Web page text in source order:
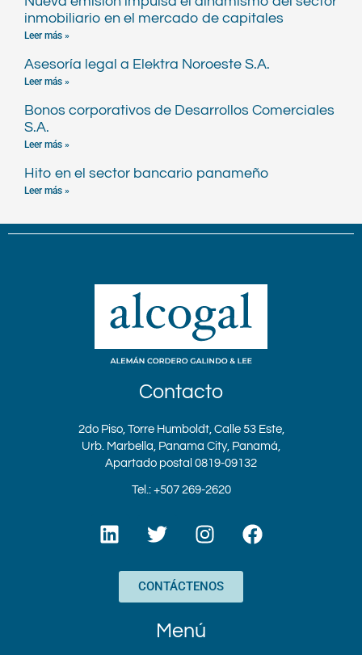
inmobiliario en el mercado de capitales
Leer más »
Asesoría legal a Elektra Noroeste S.A.
Leer más »
Bonos corporativos de Desarrollos Comerciales
S.A.
Leer más »
Hito en el sector bancario panameño
Leer más »
Contacto
2do Piso, Torre Humboldt, Calle 53 Este,
Urb. Marbella, Panama City, Panamá,
Apartado postal 0819-09132
Tel.: +507 269-2620
L
i
e
T
w
t
t
e
r
I
n
t
a
g
r
F
a
CONTÁCTENOS
Menú